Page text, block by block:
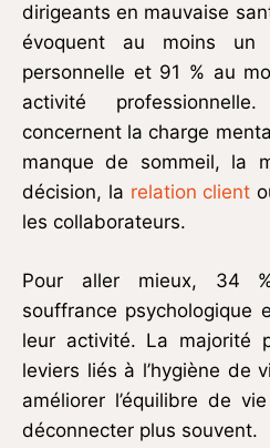
dirigeants en mauvaise
évoquent au moins
personnelle et 91 % au
activité
concernent la charge
manque de sommeil, la
décision, la relation client
les collaborateurs.
Pour aller mieux, 34
souffrance psychologique
leur activité. La majorité
leviers liés à l’hygiène de
améliorer l’équilibre de
déconnecter plus souvent.